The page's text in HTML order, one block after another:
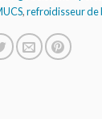
,refroidisseur de